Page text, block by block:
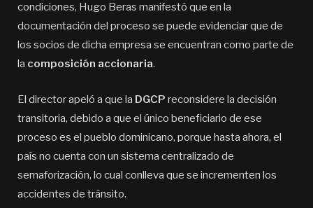
condiciones, Hugo Beras manifestó que en la
documentación del proceso se puede evidenciar que de
los socios de dicha empresa se encuentran como parte de
la composición accionaria.
El director apeló a que la DGCP reconsidere la decisión
transitoria, debido a que el único beneficiario de ese
proceso es el pueblo dominicano, porque hasta ahora, el
país no cuenta con un sistema centralizado de
semaforización, lo cual conlleva que se incrementen los
accidentes de tránsito.